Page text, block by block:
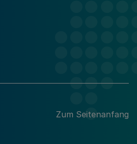
Zum Seitenanfang